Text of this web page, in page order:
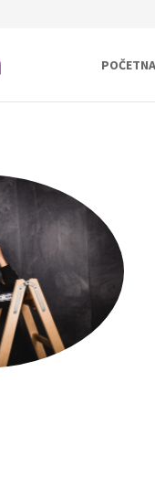
POČETNA